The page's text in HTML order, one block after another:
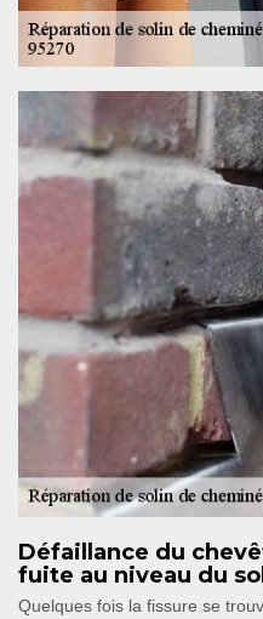
Défaillance du
fuite au niveau du
Quelques fois la fissure se